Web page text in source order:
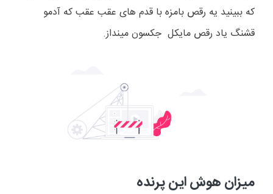
که ببینید یه رقص بامزه با قدم های عقب عقب که آدمو
قشنگ یاد رقص مایکل جکسون مینداز.
میزان هوش این پرنده